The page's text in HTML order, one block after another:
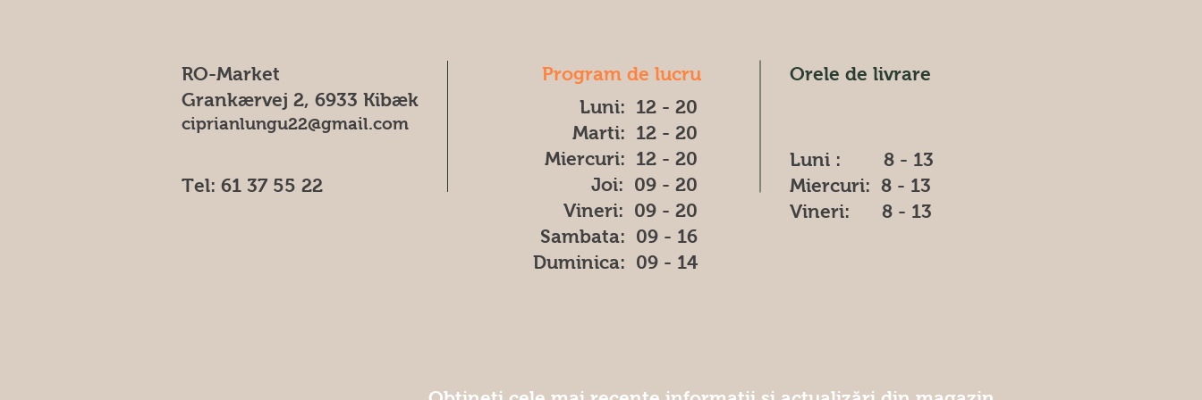
RO-Market
Grankærvej 2, 6933 Kibæk
ciprianlungu22@gmail.com
Orele de livrare
Program de lucru
Tel: 61 37 55 22
Luni: 12 - 20
Marti: 12 - 20
Miercuri: 12 - 20
Joi: 09 - 20
Vineri: 09 - 20
​​Sambata: 09 - 16
​Duminica: 09 - 14
Luni : 8 - 13
Miercuri: 8 - 13
Vineri: 8 - 13